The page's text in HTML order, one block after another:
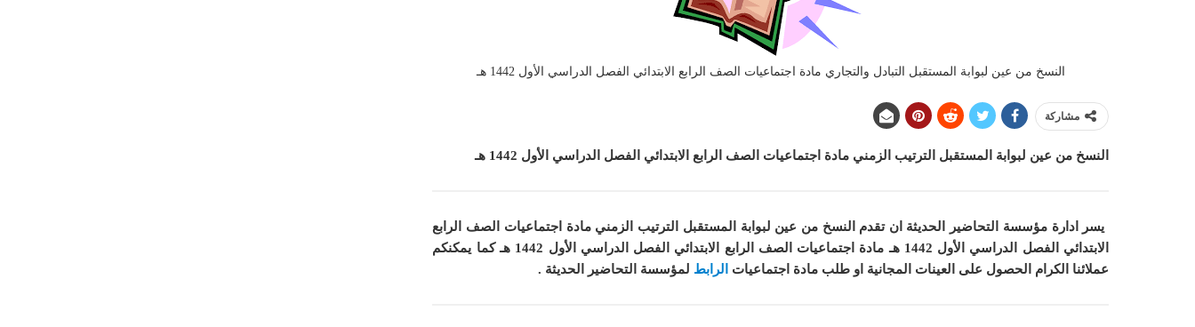
النسخ من عين لبوابة المستقبل التبادل والتجاري مادة اجتماعيات الصف الرابع الابتدائي الفصل الدراسي الأول 1442 هـ
مشاركة
النسخ من عين لبوابة المستقبل الترتيب الزمني مادة اجتماعيات الصف الرابع الابتدائي الفصل الدراسي الأول 1442 هـ
يسر ادارة مؤسسة التحاضير الحديثة ان تقدم النسخ من عين لبوابة المستقبل الترتيب الزمني مادة اجتماعيات الصف الرابع
الابتدائي الفصل الدراسي الأول 1442 هـ مادة اجتماعيات الصف الرابع الابتدائي الفصل الدراسي الأول 1442 هـ
كما يمكنكم
عملائنا الكرام الحصول على العينات المجانية او طلب مادة اجتماعيات
الرابط لمؤسسة التحاضير الحديثة .